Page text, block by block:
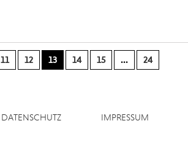
11 12 13 14 15 ... 24
DATENSCHUTZ IMPRESSUM